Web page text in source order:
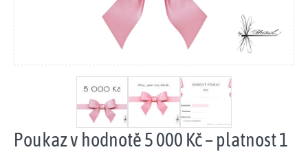
Poukaz v hodnotě 5 000 Kč – platnost 1